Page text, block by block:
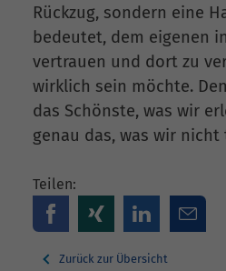
Rückzug, sondern eine
bedeutet, dem eigenen
vertrauen und dort zu
wirklich sein möchte.
das Schönste, was wir
genau das, was wir nicht
Teilen:
Zurück zur Übersicht